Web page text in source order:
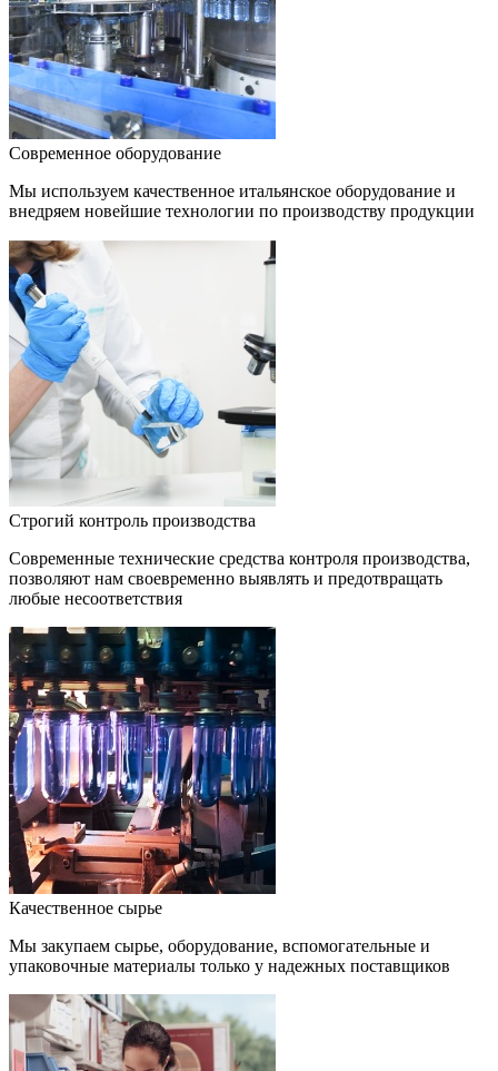
Современное оборудование
Мы используем качественное итальянское оборудование и
внедряем новейшие технологии по производству продукции
Строгий контроль производства
Современные технические средства контроля производства,
позволяют нам своевременно выявлять и предотвращать
любые несоответствия
Качественное сырье
Мы закупаем сырье, оборудование, вспомогательные и
упаковочные материалы только у надежных поставщиков